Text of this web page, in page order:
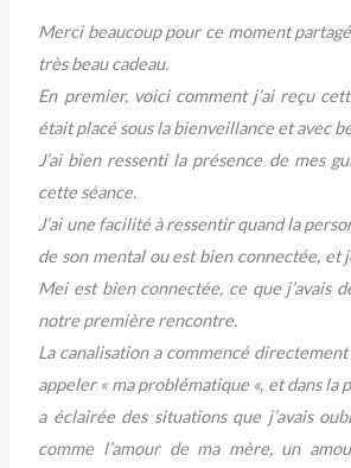
Merci beaucoup pour ce moment partagé
très beau cadeau.
En premier, voici comment j’ai reçu
était placé sous la bienveillance et avec
J’ai bien ressenti la présence de mes
cette séance.
J’ai une facilité à ressentir quand la
de son mental ou est bien connectée, et
Mei est bien connectée, ce que j’avais
notre première rencontre.
La canalisation a commencé
appeler « ma problématique «, et dans la
a éclairée des situations que j’avais
comme l’amour de ma mère, un